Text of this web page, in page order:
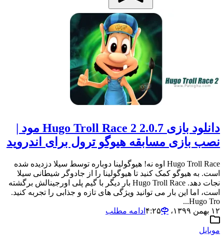
دانلود بازی 2.0.7 Hugo Troll Race 2 مود |
نصب بازی مسابقه هیوگو ترول برای اندروید
Hugo Troll Race اوه نه! هیوگولینا دوباره توسط سیلا دزدیده شده
است. به هیوگو کمک کنید تا هیوگولینا را از جادوگر شیطانی سیلا
نجات دهد. Hugo Troll Race بار دیگر با گیم پلی اورجینالش برگشته
است، اما این بار می توانید ویژگی های تازه و جذابی را تجربه کنید.
Hugo Tro...
۱۲ بهمن ۱۳۹۹،‏ ۴:۲۵
ادامه مطلب
موبایل